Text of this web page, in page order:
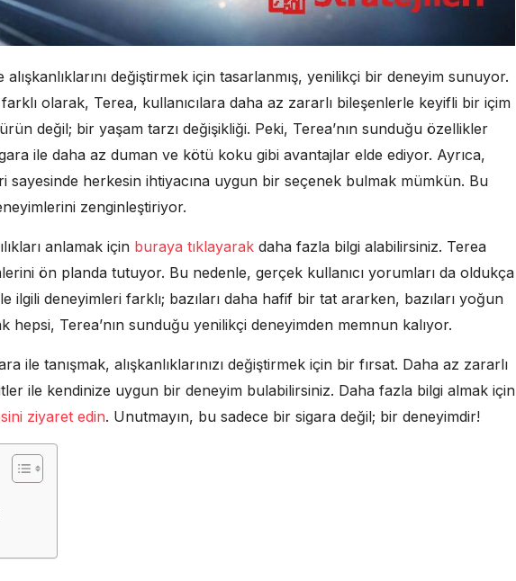
alışkanlıklarını değiştirmek için tasarlanmış, yenilikçi bir deneyim sunuyor.
olarak, Terea, kullanıcılara daha az zararlı bileşenlerle keyifli bir içim
değil; bir yaşam tarzı değişikliği. Peki, Terea’nın sunduğu özellikler
ile daha az duman ve kötü koku gibi avantajlar elde ediyor. Ayrıca,
sayesinde herkesin ihtiyacına uygun bir seçenek bulmak mümkün. Bu
zenginleştiriyor.
anlamak için buraya tıklayarak daha fazla bilgi alabilirsiniz. Terea
ön planda tutuyor. Bu nedenle, gerçek kullanıcı yorumları da oldukça
ilgili deneyimleri farklı; bazıları daha hafif bir tat ararken, bazıları yoğun
hepsi, Terea’nın sunduğu yenilikçi deneyimden memnun kalıyor.
ile tanışmak, alışkanlıklarınızı değiştirmek için bir fırsat. Daha az zararlı
ile kendinize uygun bir deneyim bulabilirsiniz. Daha fazla bilgi almak için
ziyaret edin. Unutmayın, bu sadece bir sigara değil; bir deneyimdir!